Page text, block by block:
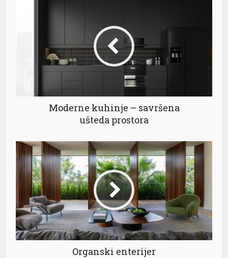
Moderne kuhinje – savršena
ušteda prostora
Organski enterijer